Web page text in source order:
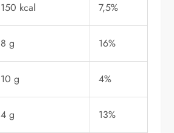
150 kcal 7,5%
8 g 16%
10 g 4%
4 g 13%